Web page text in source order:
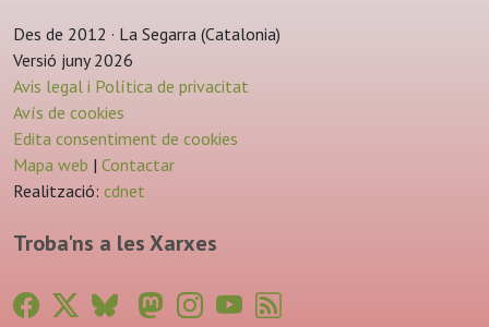
Des de 2012 · La Segarra (Catalonia)
Versió juny 2026
Avis legal i Política de privacitat
Avís de cookies
Edita consentiment de cookies
Mapa web | Contactar
Realització: cdnet
Troba'ns a les Xarxes